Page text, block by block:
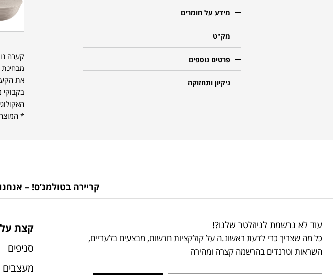
מידע על חומרים
מק"ט
פרטים נוספים
ניקיון ותחזוקה
קערה
מבחינת
*
קריירה בטולמנ’ס! –
עוד לא נרשמת לניוזלטר שלנו?!
כל מה שצריך כדי לדעת ראשונ.ה על קולקציות חדשות, מבצעים בלעדיים,
השראות וטרנדים בהרשמה קצרה ומהירה
קצת
סניפים
מעצבים